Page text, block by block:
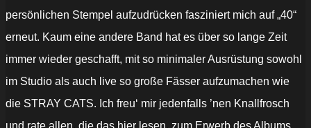
persönlichen Stempel aufzudrücken fasziniert mich auf „40“
erneut. Kaum eine andere Band hat es über so lange Zeit
immer wieder geschafft, mit so minimaler Ausrüstung sowohl
im Studio als auch live so große Fässer aufzumachen wie
die STRAY CATS. Ich freu‘ mir jedenfalls ’nen Knallfrosch